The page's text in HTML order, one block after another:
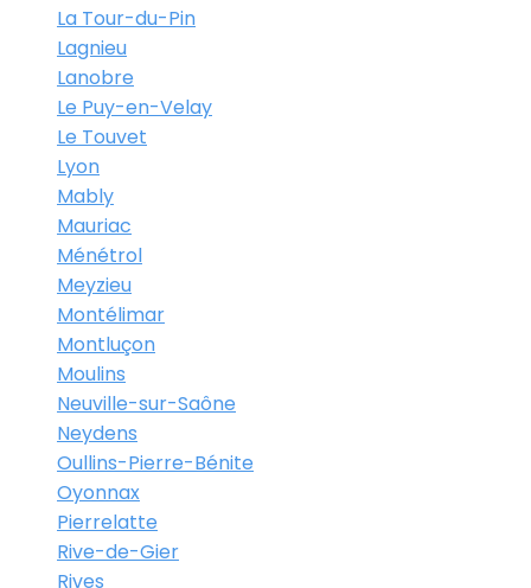
La Tour-du-Pin
Lagnieu
Lanobre
Le Puy-en-Velay
Le Touvet
Lyon
Mably
Mauriac
Ménétrol
Meyzieu
Montélimar
Montluçon
Moulins
Neuville-sur-Saône
Neydens
Oullins-Pierre-Bénite
Oyonnax
Pierrelatte
Rive-de-Gier
Rives